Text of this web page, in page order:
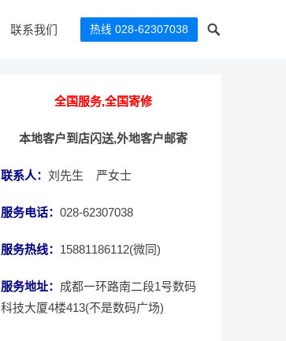
联系我们 热线 028-62307038
全国服务,全国寄修
本地客户到店闪送,外地客户邮寄
联系人： 刘先生 严女士
服务电话： 028-62307038
服务热线： 15881186112(微同)
服务地址： 成都一环路南二段1号数码
科技大厦4楼413(不是数码广场)